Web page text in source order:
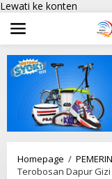
Lewati ke konten
Homepage /
Terobosan Dapur Gizi